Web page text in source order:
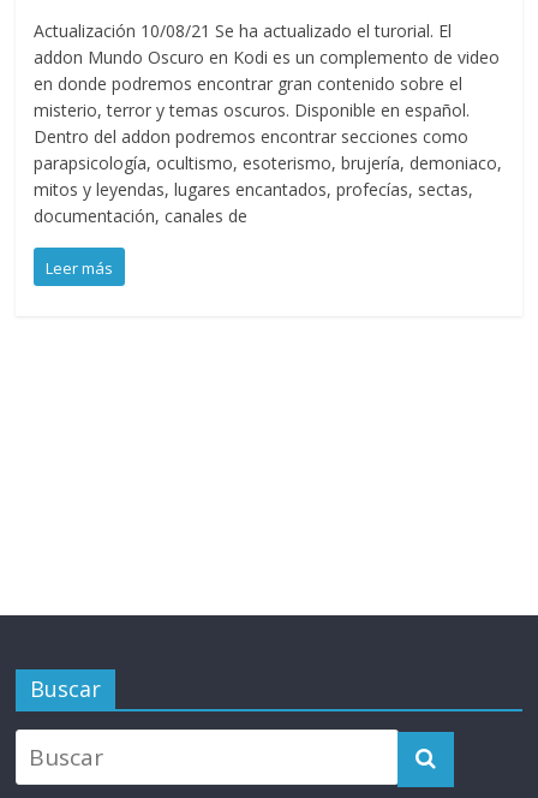
Actualización 10/08/21 Se ha actualizado el turorial. El
addon Mundo Oscuro en Kodi es un complemento de video
en donde podremos encontrar gran contenido sobre el
misterio, terror y temas oscuros. Disponible en español.
Dentro del addon podremos encontrar secciones como
parapsicología, ocultismo, esoterismo, brujería, demoniaco,
mitos y leyendas, lugares encantados, profecías, sectas,
documentación, canales de
Leer más
Buscar